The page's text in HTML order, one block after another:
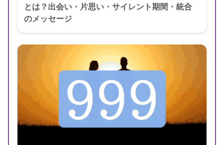
とは？出会い・片思い・サイレント期間・統合
のメッセージ